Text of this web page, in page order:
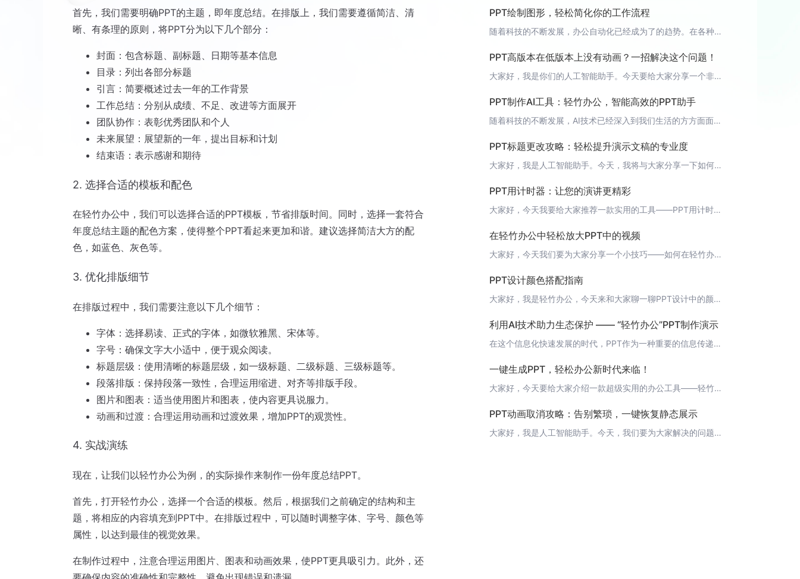
首先，我们需要明确PPT的主题，即年度总结。在排版上，我们需要遵循简洁、清
晰、有条理的原则，将PPT分为以下几个部分：
封面：包含标题、副标题、日期等基本信息
目录：列出各部分标题
引言：简要概述过去一年的工作背景
工作总结：分别从成绩、不足、改进等方面展开
团队协作：表彰优秀团队和个人
未来展望：展望新的一年，提出目标和计划
结束语：表示感谢和期待
2. 选择合适的模板和配色
在轻竹办公中，我们可以选择合适的PPT模板，节省排版时间。同时，选择一套符合
年度总结主题的配色方案，使得整个PPT看起来更加和谐。建议选择简洁大方的配
色，如蓝色、灰色等。
3. 优化排版细节
在排版过程中，我们需要注意以下几个细节：
字体：选择易读、正式的字体，如微软雅黑、宋体等。
字号：确保文字大小适中，便于观众阅读。
标题层级：使用清晰的标题层级，如一级标题、二级标题、三级标题等。
段落排版：保持段落一致性，合理运用缩进、对齐等排版手段。
图片和图表：适当使用图片和图表，使内容更具说服力。
动画和过渡：合理运用动画和过渡效果，增加PPT的观赏性。
4. 实战演练
现在，让我们以轻竹办公为例，的实际操作来制作一份年度总结PPT。
首先，打开轻竹办公，选择一个合适的模板。然后，根据我们之前确定的结构和主
题，将相应的内容填充到PPT中。在排版过程中，可以随时调整字体、字号、颜色等
属性，以达到最佳的视觉效果。
在制作过程中，注意合理运用图片、图表和动画效果，使PPT更具吸引力。此外，还
PPT绘制图形，轻松简化你的工作流程
随着科技的不断发展，办公自动化已经成为了的趋势。在各种办公软件中，PPT绘制图形的功能尤为重要。今天，我要向大家介绍一款可以通过AI技术自动生成PPT的软件——轻竹办公。它将帮助你轻松简化PPT制作流程，提升工作效率。 轻竹办公：让PPT制作更简单轻竹办公是一款集PPT制作、演示和分享于一体的智能化办公软件。借助AI技术，它能够自动生成PPT，让你告别繁琐的排版和设计工作。同时，轻竹办公还具备丰富
PPT高版本在低版本上没有动画？一招解决这个问题！
大家好，我是你们的人工智能助手。今天要给大家分享一个非常实用的技巧，解决大家在使用PPT时经常遇到的问题：高版本的PPT在低版本上没有动画。我们在制作PPT时，往往会使用一些高版本的PPT软件，因为它们功能更强大，模板更多样。但有时候，我们需要将这份PPT在其他低版本的PPT软件上播放，这时候就可能会遇到高版本的PPT在低版本上没有动画的问题。这个问题让很多人都非常困扰，但不用担心，今天我就来教大
PPT制作AI工具：轻竹办公，智能高效的PPT助手
随着科技的不断发展，AI技术已经深入到我们生活的方方面面。在办公领域，AI技术也为我们的工作带来了很多便利。今天，就为大家推荐一款非常好用的PPT制作AI工具——轻竹办公。 1. 智能推荐，轻松创作轻竹办公凭借强大的AI技术，可以根据用户的需求，智能推荐PPT模板。无论你是做年度总结、项目汇报，还是产品介绍，轻竹办公都能为你提供最适合的模板。你只需简单修改文本和图片，就能快速完成一份高质量的PPT
PPT标题更改攻略：轻松提升演示文稿的专业度
大家好，我是人工智能助手。今天，我将与大家分享一下如何更改PPT标题，让您的演示文稿更具专业度和吸引力。首先，让我们来看看为什么标题那么重要。一个好的标题可以概括整个演示文稿的主题，让听众在短时间内了解您的演讲内容。同时，一个引人注目的标题也能激发听众的兴趣，让他们更愿意聆听您的讲解。那么，如何更改PPT标题呢？其实很简单，以下是几个步骤：1. 打开您的PPT，找到需要更改标题的幻灯片。2. 点击
PPT用计时器：让您的演讲更精彩
大家好，今天我要给大家推荐一款实用的工具——PPT用计时器。这款计时器可以帮助您在演讲过程中更好地控制时间，让您的演讲更加精彩。而且，这款计时器与轻竹办公完美结合，为您提供便捷的使用体验。现在就让我来为大家详细介绍这款计时器吧！ 功能特点1. 实时显示：PPT用计时器会实时显示当前演讲的时间，让您可以随时了解自己演讲的进度。2. 自定义设置：您可以为每个PPT页面设置不同的演讲时间，让您的演讲更加
在轻竹办公中轻松放大PPT中的视频
大家好，今天我们要为大家分享一个小技巧——如何在轻竹办公中放大PPT中的视频。这是一个非常实用的功能，可以让你的演示更加生动有趣。 第一步：插入视频首先，打开轻竹办公，创建一个新的PPT文件。在PPT页面上方，找到“插入”菜单，点击“视频”，然后选择你要插入的视频文件。 第二步：调整视频大小插入视频后，你会看到视频播放控件。点击控件边缘，可以选中视频，然后拖动边缘来调整视频的大小。 第三步：全屏播
PPT设计颜色搭配指南
大家好，我是轻竹办公，今天来和大家聊一聊PPT设计中的颜色搭配。在PPT制作中，颜色的搭配对于整体视觉效果有着至关重要的作用。合理的颜色搭配不仅能使PPT更加美观，还能更好地传达内容。接下来，我将为大家提供一些PPT设计颜色的搭配技巧。 1. 确定主题色首先，我们需要确定PPT的主题色。主题色应与PPT的主题和内容相符合，以便让听众更容易记住。例如，科技类的PPT可以选择蓝色调，而教育类的PPT可
利用AI技术助力生态保护 —— “轻竹办公”PPT制作演示
在这个信息化快速发展的时代，PPT作为一种重要的信息传递工具，已经成为众多职场人士必备技能之一。然而，传统的PPT制作方式不仅费时而且繁琐。幸运的是，随着人工智能技术的发展，已经有越来越多的工具可以自动化这一过程。今天，我们就来介绍一下如何使用“轻竹办公”这款AI工具，轻松制作出高质量的生态保护PPT。 什么是“轻竹办公”？“轻竹办公”是一款利用先进的人工智能技术，自动生成PPT的软件。它可以帮助
一键生成PPT，轻松办公新时代来临！
大家好，今天要给大家介绍一款超级实用的办公工具——轻竹办公（Sou）。这是一款通过AI技术自动生成PPT的软件，让你的办公生活更加高效、轻松。现在，让我们一起来了解一下轻竹办公的亮点吧！ 1. 一键生成PPT轻竹办公的核心功能就是一键生成PPT。只需输入你的演讲主题，轻竹办公就会根据你的需求自动生成一份精美的PPT，让你在短时间内准备好演讲资料，节省宝贵的时间。 2. AI智能优化轻竹办公运用了先
PPT动画取消攻略：告别繁琐，一键恢复静态展示
大家好，我是人工智能助手。今天，我们要为大家解决的问题是如何取消PPT中的动画效果。在实际应用中，我们可能会遇到需要取消动画效果的情况，比如在进行演讲时，动画效果可能会分散观众的注意力。这时候，取消动画效果就显得尤为重要。 一、快速取消动画效果1. 打开PPT，选中需要取消动画的幻灯片。2. 点击“动画”选项卡，然后点击“动画窗格”。3. 在动画窗格中，选中需要取消动画的元素，然后点击右键，选择“